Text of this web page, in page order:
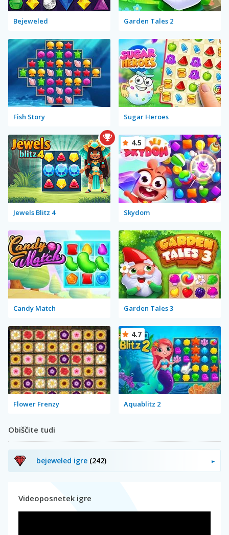
Bejeweled Garden Tales 2
Fish Story Sugar Heroes
Jewels Blitz 4 Skydom
4.5
Candy Match Garden Tales 3
Flower Frenzy Aquablitz 2
4.7
Obiščite tudi
bejeweled igre (242)
Videoposnetek igre